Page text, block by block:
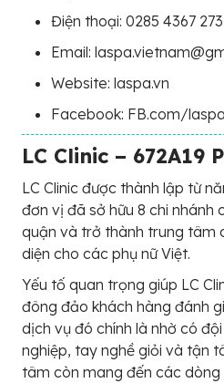
Điện thoại: 0285 4367 273
Email:
Website: laspa.vn
Facebook: FB.com/
LC Clinic – 672A19
LC Clinic được thành lập từ
đơn vị đã sở hữu 8 chi nhánh
quận và trở thành trung tâm
diện cho các phụ nữ Việt.
Yếu tố quan trọng giúp LC
đông đảo khách hàng đánh
dịch vụ đó chính là nhờ có
nghiệp, tay nghề giỏi và tận
tâm còn mang đến các